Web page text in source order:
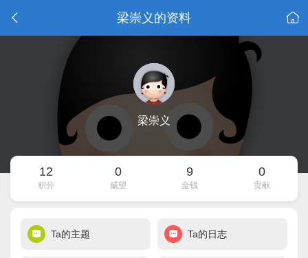
梁崇义的资料
梁崇义
12
积分
0
威望
9
金钱
0
贡献
Ta的主题 Ta的日志